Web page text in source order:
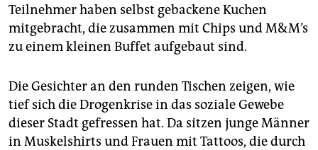
Teilnehmer haben selbst gebackene Kuchen
mitgebracht, die zusammen mit Chips und M&M’s
zu einem kleinen Buffet aufgebaut sind.
Die Gesichter an den runden Tischen zeigen, wie
tief sich die Drogenkrise in das soziale Gewebe
dieser Stadt gefressen hat. Da sitzen junge Männer
in Muskelshirts und Frauen mit Tattoos, die durch